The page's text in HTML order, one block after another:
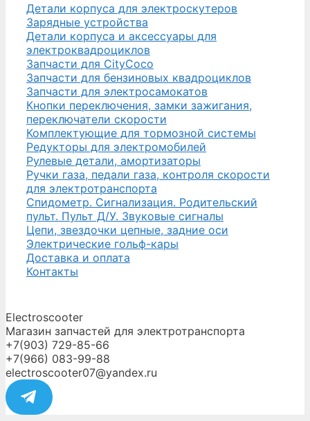
Детали корпуса для электроскутеров
Зарядные устройства
Детали корпуса и аксессуары для
электроквадроциклов
Запчасти для CityCoco
Запчасти для бензиновых квадроциклов
Запчасти для электросамокатов
Кнопки переключения, замки зажигания,
переключатели скорости
Комплектующие для тормозной системы
Редукторы для электромобилей
Рулевые детали, амортизаторы
Ручки газа, педали газа, контроля скорости
для электротранспорта
Спидометр. Сигнализация. Родительский
пульт. Пульт Д/У. Звуковые сигналы
Цепи, звездочки цепные, задние оси
Электрические гольф-кары
Доставка и оплата
Контакты
Electroscooter
Магазин запчастей для электротранспорта
+7(903) 729-85-66
+7(966) 083-99-88
electroscooter07@yandex.ru